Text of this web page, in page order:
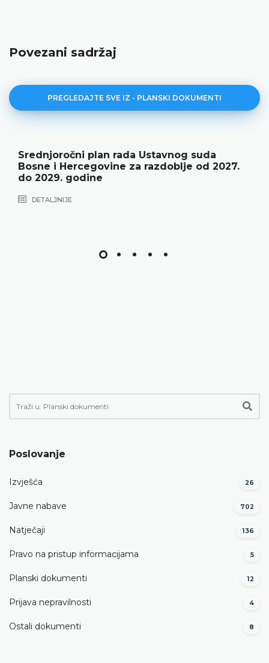
Povezani sadržaj
PREGLEDAJTE SVE IZ - PLANSKI DOKUMENTI
Srednjoročni plan rada Ustavnog suda
Bosne i Hercegovine za razdoblje od 2027.
do 2029. godine
DETALJNIJE
Poslovanje
Izvješća 26
Javne nabave 702
Natječaji 136
Pravo na pristup informacijama 5
Planski dokumenti 12
Prijava nepravilnosti 4
Ostali dokumenti 8